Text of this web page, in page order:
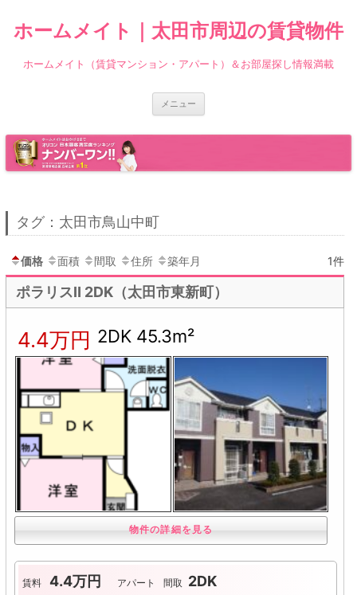
ホームメイト｜太田市周辺の賃貸物件
ホームメイト（賃貸マンション・アパート）＆お部屋探し情報満載
メニュー
キ
タグ：太田市鳥山中町
価格 面積 間取 住所 築年月 1件
ポラリスⅡ 2DK（太田市東新町）
4.4万円 2DK 45.3m²
物件の詳細を見る
賃料 4.4万円 アパート 間取 2DK